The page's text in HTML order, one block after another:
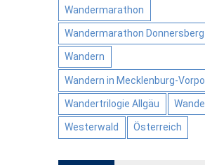
Wandermarathon
Wandermarathon Donnersberg
Wandern
Wandern in Mecklenburg-
Wandertrilogie Allgäu
Westerwald Österreich